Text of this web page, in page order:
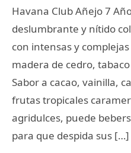
Havana Club Añejo 7
deslumbrante y nítido
con intensas y
madera de cedro,
Sabor a cacao, vainilla,
frutas tropicales
agridulces, puede
para que despida sus […]